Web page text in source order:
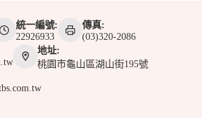
統一編號:
22926933
傳真:
(03)320-2086
地址:
桃園巿龜山區湖山街195號